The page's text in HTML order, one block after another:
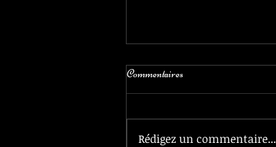
Commentaires
Rédigez un commentaire...